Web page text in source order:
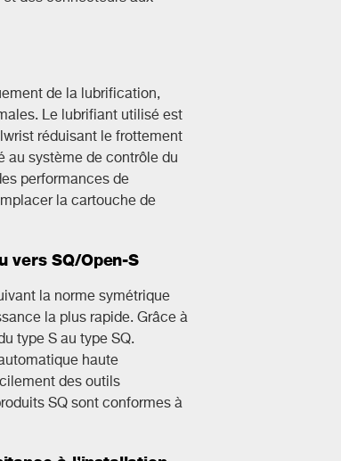
de la lubrification,
Le lubrifiant utilisé est
réduisant le frottement
au système de contrôle du
performances de
la cartouche de
vers SQ/Open-S
la norme symétrique
la plus rapide. Grâce à
type S au type SQ.
haute
des outils
SQ sont conformes à